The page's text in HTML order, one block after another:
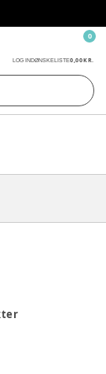
LOG INDØNSKELISTE0,00 KR.
0